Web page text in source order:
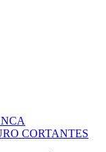
CORTANTES